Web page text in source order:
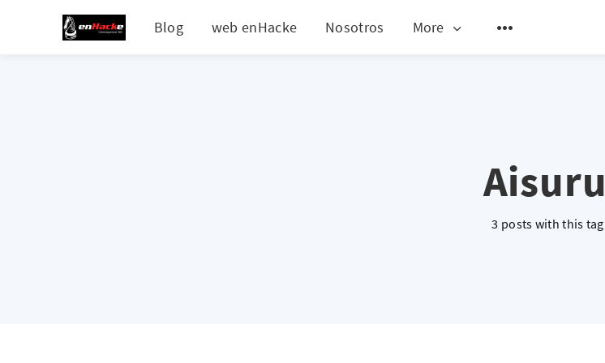
Blog web enHacke Nosotros More
Aisuru
3 posts with this tag